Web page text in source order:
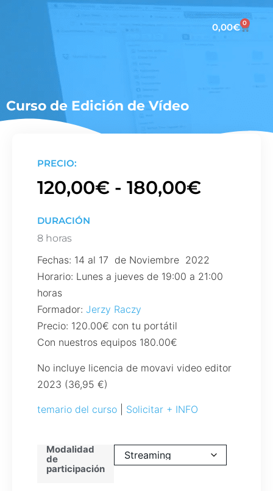
0,00€ 0
Curso de Edición de Vídeo
PRECIO:
120,00€ - 180,00€
DURACIÓN
8 horas
Fechas: 14 al 17 de Noviembre 2022
Horario: Lunes a jueves de 19:00 a 21:00
horas
Formador: Jerzy Raczy
Precio: 120.00€ con tu portátil
Con nuestros equipos 180.00€
No incluye licencia de movavi video editor
2023 (36,95 €)
temario del curso| Solicitar + INFO
Modalidad
de
participación